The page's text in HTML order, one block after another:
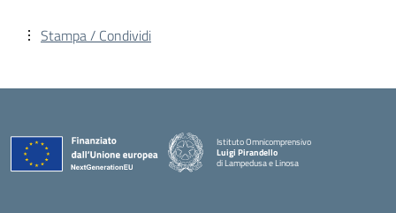
Stampa / Condividi
Istituto Omnicomprensivo
Luigi Pirandello
di Lampedusa e Linosa